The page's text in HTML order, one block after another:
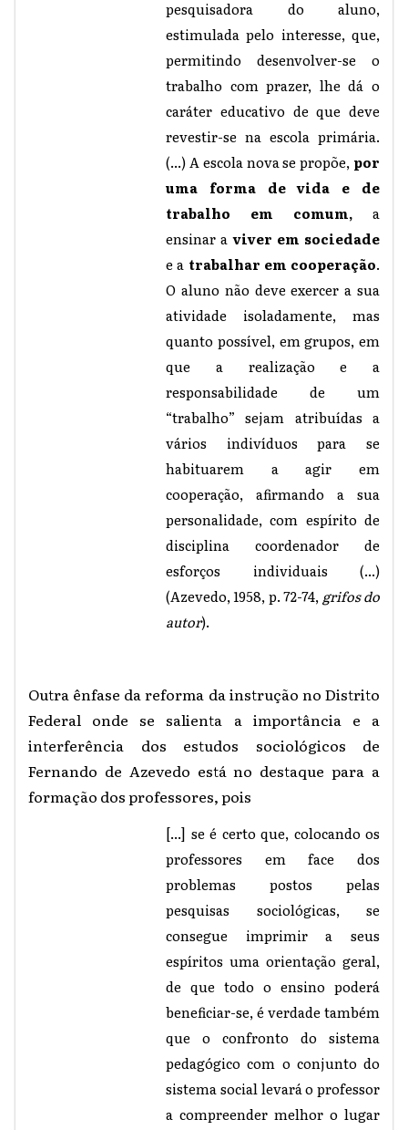
pesquisadora do aluno,
estimulada pelo interesse, que,
permitindo desenvolver-se o
trabalho com prazer, lhe dá o
caráter educativo de que deve
revestir-se na escola primária.
(...) A escola nova se propõe, por
uma forma de vida e de
trabalho em comum, a
ensinar aviver em sociedade
e a trabalhar em cooperação.
O aluno não deve exercer a sua
atividade isoladamente, mas
quanto possível, em grupos, em
que a realização e a
responsabilidade de um
“trabalho” sejam atribuídas a
vários indivíduos para se
habituarem a agir em
cooperação, afirmando a sua
personalidade, com espírito de
disciplina coordenador de
esforços individuais (...)
(Azevedo, 1958, p. 72-74, grifos do
autor).
Outra ênfase da reforma da instrução no Distrito
Federal onde se salienta a importância e a
interferência dos estudos sociológicos de
Fernando de Azevedo está no destaque para a
formação dos professores, pois
[...] se é certo que, colocando os
professores em face dos
problemas postos pelas
pesquisas sociológicas, se
consegue imprimir a seus
espíritos uma orientação geral,
de que todo o ensino poderá
beneficiar-se, é verdade também
que o confronto do sistema
pedagógico com o conjunto do
sistema social levará o professor
a compreender melhor o lugar